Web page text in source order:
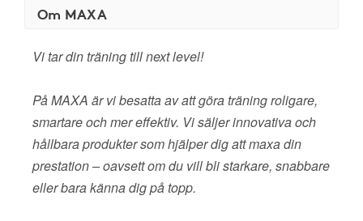
Om MAXA
Vi tar din träning till next level!
På MAXA är vi besatta av att göra träning roligare,
smartare och mer effektiv. Vi säljer innovativa och
hållbara produkter som hjälper dig att maxa din
prestation – oavsett om du vill bli starkare, snabbare
eller bara känna dig på topp.